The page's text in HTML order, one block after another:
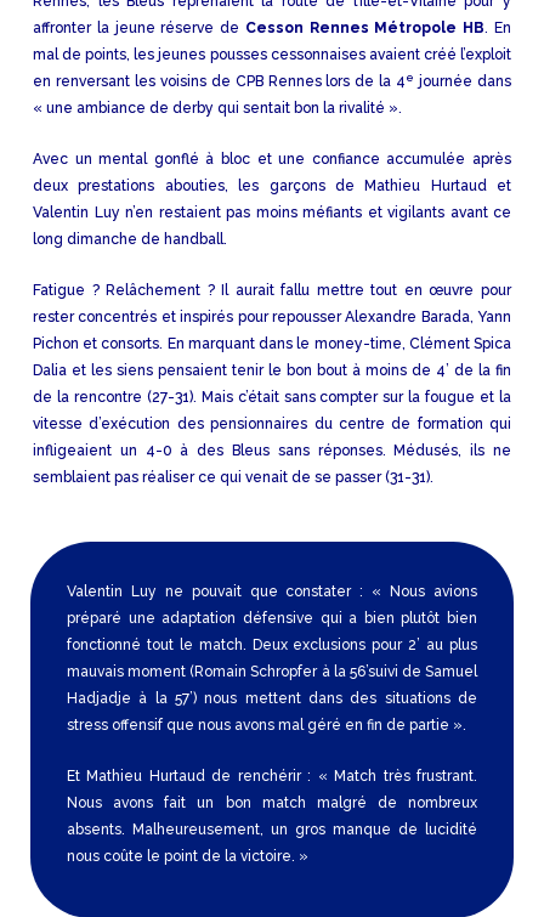
affronter la jeune réserve de Cesson Rennes Métropole HB. En
mal de points, les jeunes pousses cessonnaises avaient créé l’exploit
en renversant les voisins de CPB Rennes lors de la 4 e journée dans
« une ambiance de derby qui sentait bon la rivalité ».
Avec un mental gonflé à bloc et une confiance accumulée après
deux prestations abouties, les garçons de Mathieu Hurtaud et
Valentin Luy n’en restaient pas moins méfiants et vigilants avant ce
long dimanche de handball.
Fatigue ? Relâchement ? Il aurait fallu mettre tout en œuvre pour
rester concentrés et inspirés pour repousser Alexandre Barada, Yann
Pichon et consorts. En marquant dans le money-time, Clément Spica
Dalia et les siens pensaient tenir le bon bout à moins de 4’ de la fin
de la rencontre (27-31). Mais c’était sans compter sur la fougue et la
vitesse d’exécution des pensionnaires du centre de formation qui
infligeaient un 4-0 à des Bleus sans réponses. Médusés, ils ne
semblaient pas réaliser ce qui venait de se passer (31-31).
Valentin Luy ne pouvait que constater : « Nous avions
préparé une adaptation défensive qui a bien plutôt bien
fonctionné tout le match. Deux exclusions pour 2’ au plus
mauvais moment (Romain Schropfer à la 56’suivi de Samuel
Hadjadje à la 57’) nous mettent dans des situations de
stress offensif que nous avons mal géré en fin de partie ».
Et Mathieu Hurtaud de renchérir : « Match très frustrant.
Nous avons fait un bon match malgré de nombreux
absents. Malheureusement, un gros manque de lucidité
nous coûte le point de la victoire. »